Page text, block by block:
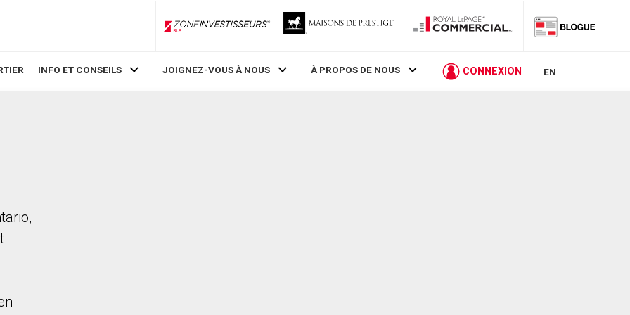
ZoneInvestisseurs RLP
INFO ET CONSEILS JOIGNEZ-VOUS À NOUS À PROPOS DE NOUS CONNEXION EN